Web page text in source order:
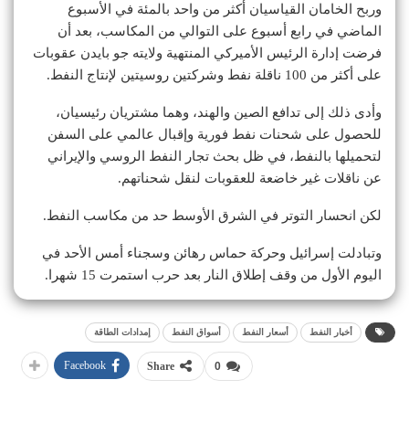
وربح الخامان القياسيان أكثر من واحد بالمئة في الأسبوع
الماضي في رابع أسبوع على التوالي من المكاسب، بعد أن
فرضت إدارة الرئيس الأميركي المنتهية ولايته جو بايدن عقوبات
على أكثر من 100 ناقلة نفط وشركتين روسيتين لإنتاج النفط.
وأدى ذلك إلى تدافع الصين والهند، وهما مشتريان رئيسيان،
للحصول على شحنات نفط فورية وإقبال عالمي على السفن
لتحميلها بالنفط، في ظل بحث تجار النفط الروسي والإيراني
عن ناقلات غير خاضعة للعقوبات لنقل شحناتهم.
لكن انحسار التوتر في الشرق الأوسط حد من مكاسب النفط.
وتبادلت إسرائيل وحركة حماس رهائن وسجناء أمس الأحد في
اليوم الأول من وقف إطلاق النار بعد حرب استمرت 15 شهرا.
أخبار النفط أسعار النفط أسواق النفط إمدادات الطاقة
0
Share
Facebook